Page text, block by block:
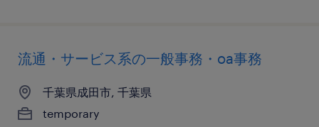
流通・サービス系の一般事務・oa事務
千葉県成田市, 千葉県
temporary